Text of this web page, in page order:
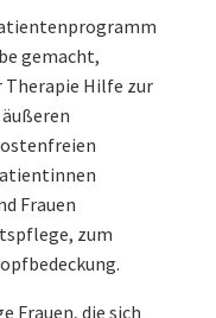
gemacht,
Hilfe zur
Frauen
zum
Frauen, die sich